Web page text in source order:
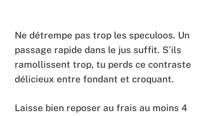
Ne détrempe pas trop les speculoos. Un
passage rapide dans le jus suffit. S’ils
ramollissent trop, tu perds ce contraste
délicieux entre fondant et croquant.
Laisse bien reposer au frais au moins 4